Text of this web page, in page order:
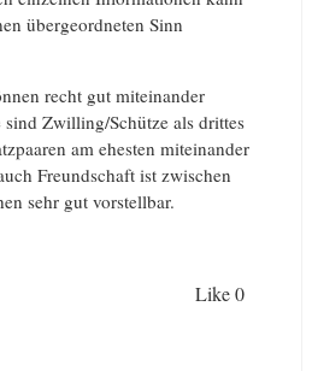
übergeordneten Sinn
recht gut miteinander
Zwilling/Schütze als drittes
am ehesten miteinander
Freundschaft ist zwischen
sehr gut vorstellbar.
Like0